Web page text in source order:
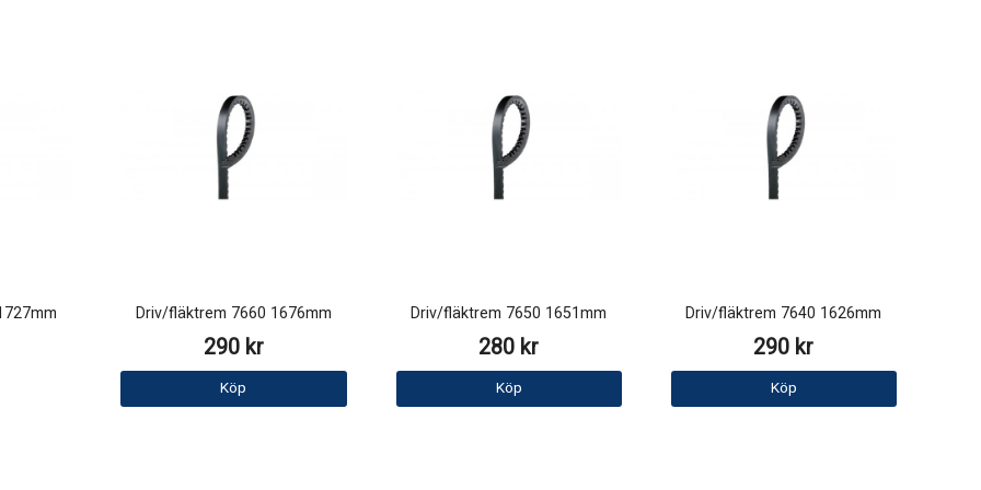
Driv/fläktrem 7660 1676mm
290 kr
Köp
Driv/fläktrem 7650 1651mm
280 kr
Köp
Driv/fläktrem 7640 1626mm
290 kr
Köp